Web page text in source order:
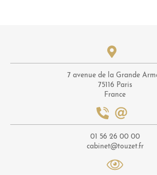
7 avenue de la Grande
75116 Paris
France
01 56 26 00 00
cabinet@touzet.fr